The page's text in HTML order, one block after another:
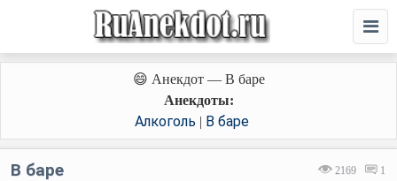
😄 Анекдот — В баре
Анекдоты:
Алкоголь | В баре
2169 1
В баре